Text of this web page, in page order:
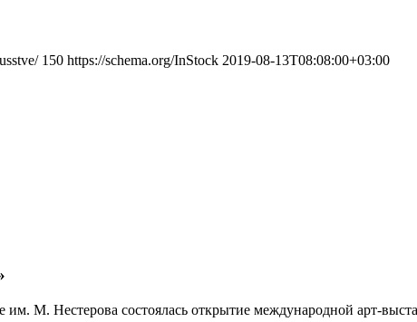
150 https://schema.org/InStock 2019-08-13T08:08:00+03:00
им. М. Нестерова состоялась открытие международной арт-